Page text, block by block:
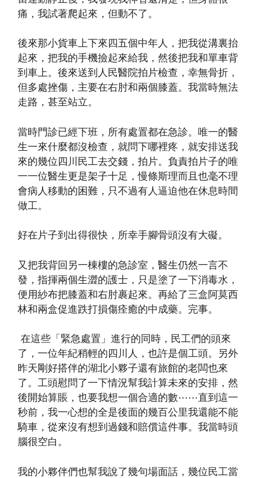
痛，我試著爬起來，但動不了。
後來那小貨車上下來四五個中年人，把我從溝裏抬
起來，把我的手機撿起來給我，然後把我和單車背
到車上。後來送到人民醫院拍片檢查，幸無骨折，
但多處挫傷，主要在右肘和兩個膝蓋。我當時無法
走路，甚至站立。
當時門診已經下班，所有處置都在急診。唯一的醫
生一來什麼都沒檢查，就問下哪裡疼，就安排送我
來的幾位四川民工去交錢，拍片。負責拍片子的唯
一一位醫生更是架子十足，慢條斯理而且也毫不理
會病人移動的困難，只不過有人逼迫他在休息時間
做工。
好在片子到出得很快，所幸手腳骨頭沒有大礙。
又把我背回另一棟樓的急診室，醫生仍然一言不
發，指揮兩個生澀的護士，只是塗了一下消毒水，
便用紗布把膝蓋和右肘裹起來。再給了三盒阿莫西
林和兩盒促進跌打損傷痊癒的中成藥。完事。
在這些「緊急處置」進行的同時，民工們的頭來
了，一位年紀稍輕的四川人，也許是個工頭。另外
昨天剛好搭伴的湖北小夥子還有旅館的老闆也來
了。工頭慰問了一下情況幫我計算未來的安排，然
後開始算賬，也要我想一個合適的數⋯⋯直到這一
秒前，我一心想的全是後面的幾百公里我還能不能
騎車，從來沒有想到過錢和賠償這件事。我當時頭
腦很空白。
我的小夥伴們也幫我說了幾句場面話，幾位民工當